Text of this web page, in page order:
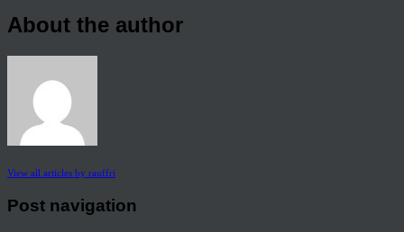
About the author
View all articles by rauffri
Post navigation